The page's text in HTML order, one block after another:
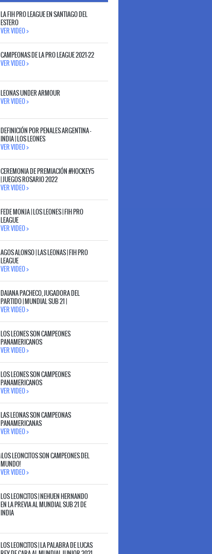
LA FIH PRO LEAGUE EN SANTIAGO DEL
ESTERO
VER VIDEO >
CAMPEONAS DE LA PRO LEAGUE 2021-22
VER VIDEO >
LEONAS UNDER ARMOUR
VER VIDEO >
DEFINICIÓN POR PENALES ARGENTINA -
INDIA | LOS LEONES
VER VIDEO >
CEREMONIA DE PREMIACIÓN #HOCKEY5
| JUEGOS ROSARIO 2022
VER VIDEO >
FEDE MONJA | LOS LEONES | FIH PRO
LEAGUE
VER VIDEO >
AGOS ALONSO | LAS LEONAS | FIH PRO
LEAGUE
VER VIDEO >
DAIANA PACHECO, JUGADORA DEL
PARTIDO | MUNDIAL SUB 21 |
VER VIDEO >
LOS LEONES SON CAMPEONES
PANAMERICANOS
VER VIDEO >
LOS LEONES SON CAMPEONES
PANAMERICANOS
VER VIDEO >
LAS LEONAS SON CAMPEONAS
PANAMERICANAS
VER VIDEO >
¡LOS LEONCITOS SON CAMPEONES DEL
MUNDO!
VER VIDEO >
LOS LEONCITOS | NEHUEN HERNANDO
EN LA PREVIA AL MUNDIAL SUB 21 DE
INDIA
LOS LEONCITOS | LA PALABRA DE LUCAS